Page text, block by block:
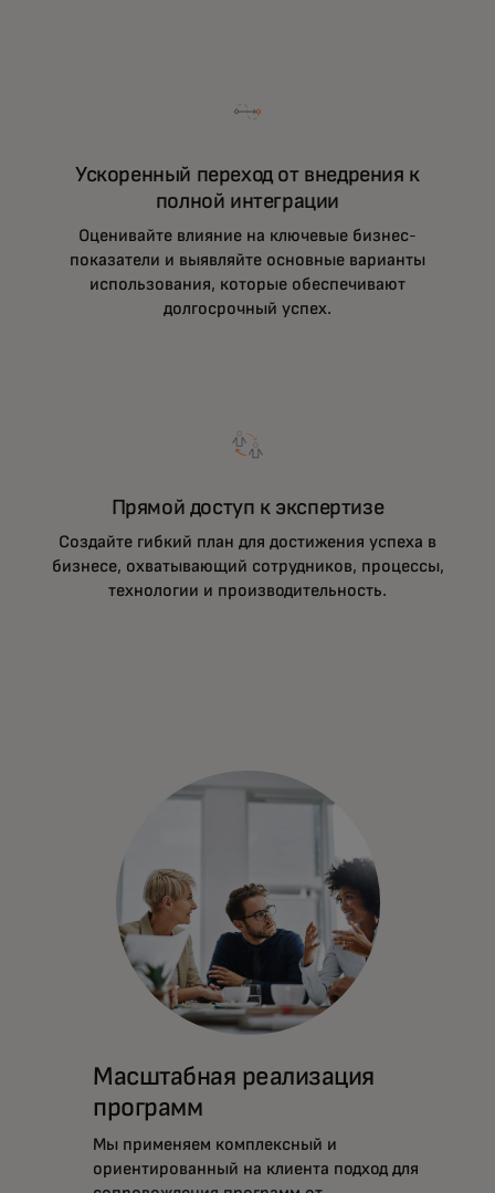
Ускоренный переход от внедрения к
полной интеграции
Оценивайте влияние на ключевые бизнес-
показатели и выявляйте основные варианты
использования, которые обеспечивают
долгосрочный успех.
Прямой доступ к экспертизе
Создайте гибкий план для достижения успеха в
бизнесе, охватывающий сотрудников, процессы,
технологии и производительность.
Масштабная реализация
программ
Мы применяем комплексный и
ориентированный на клиента подход для